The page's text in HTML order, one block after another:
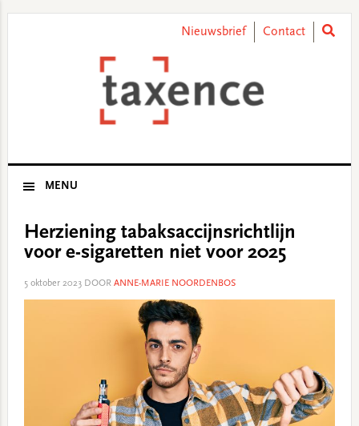
Nieuwsbrief Contact
MENU
Herziening tabaksaccijnsrichtlijn
voor e-sigaretten niet voor 2025
5 oktober 2023DOOR ANNE-MARIE NOORDENBOS